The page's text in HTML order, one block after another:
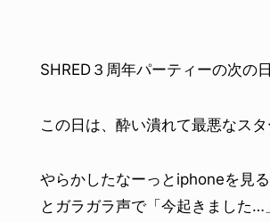
SHRED３周年パーティーの次の日
この日は、酔い潰れて最悪なスタ
やらかしたなーっとiphoneを見
とガラガラ声で「今起きました